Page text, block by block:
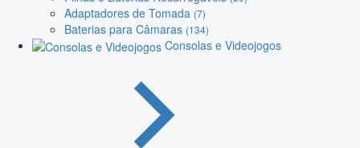
Adaptadores de Tomada (7)
Baterias para Câmaras (134)
Consolas e Videojogos